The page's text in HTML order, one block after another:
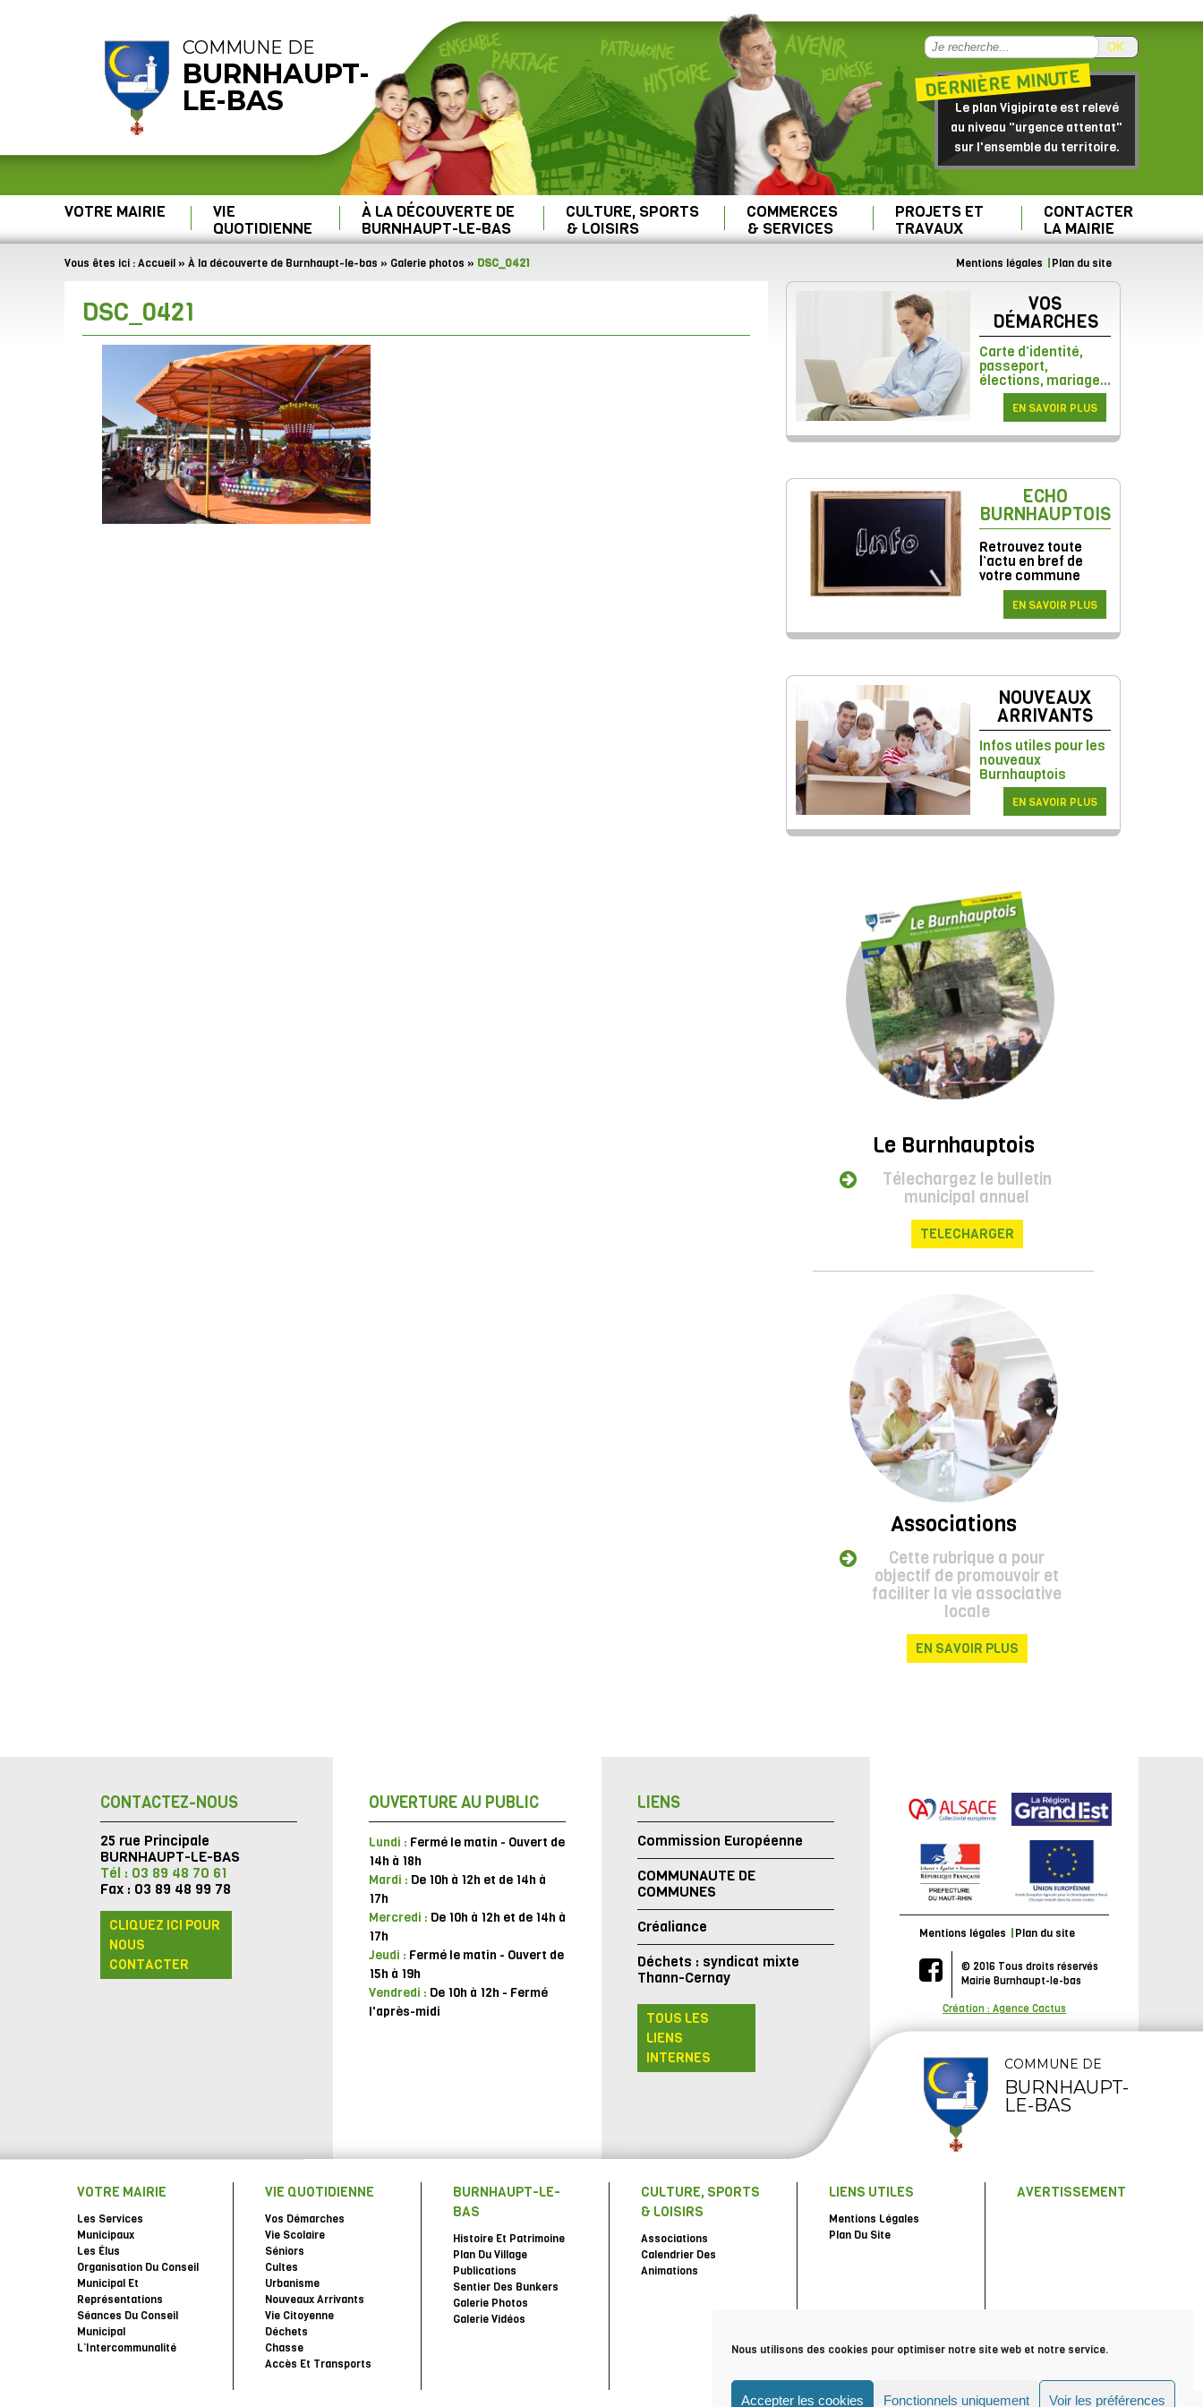
Nous utilisons des cookies pour optimiser notre site web et notre service.
Accepter les cookies Fonctionnels uniquement Voir les préférences
COMMUNE DE
BURNHAUPT-
LE-BAS
OK
DERNIÈRE MINUTE
Le plan Vigipirate est relevé
au niveau "urgence attentat"
sur l'ensemble du territoire.
VOTRE MAIRIE VIE
QUOTIDIENNE
À LA DÉCOUVERTE DE
BURNHAUPT-LE-BAS
CULTURE, SPORTS
& LOISIRS
COMMERCES
& SERVICES
PROJETS ET
TRAVAUX
CONTACTER
LA MAIRIE
Vous êtes ici :Accueil » À la découverte de Burnhaupt-le-bas » Galerie photos » DSC_0421 Mentions légales Plan du site
DSC_0421 VOS
DÉMARCHES
Carte d’identité,
passeport,
élections, mariage...
EN SAVOIR PLUS
ECHO
BURNHAUPTOIS
Retrouvez toute
l’actu en bref de
votre commune
EN SAVOIR PLUS
NOUVEAUX
ARRIVANTS
Infos utiles pour les
nouveaux
Burnhauptois
EN SAVOIR PLUS
Le Burnhauptois
Télechargez le bulletin
municipal annuel
TELECHARGER
Associations
Cette rubrique a pour
objectif de promouvoir et
faciliter la vie associative
locale
EN SAVOIR PLUS
CONTACTEZ-NOUS
25 rue Principale
BURNHAUPT-LE-BAS
Tél : 03 89 48 70 61
Fax : 03 89 48 99 78
CLIQUEZ ICI POUR
NOUS
CONTACTER
OUVERTURE AU PUBLIC
Lundi : Fermé le matin - Ouvert de
14h à 18h
Mardi : De 10h à 12h et de 14h à
17h
Mercredi : De 10h à 12h et de 14h à
17h
Jeudi : Fermé le matin - Ouvert de
15h à 19h
Vendredi : De 10h à 12h - Fermé
l'après-midi
LIENS
Commission Européenne
COMMUNAUTE DE
COMMUNES
Créaliance
Déchets : syndicat mixte
Thann-Cernay
TOUS LES
LIENS
INTERNES
Mentions légales Plan du site
© 2016 Tous droits réservés
Mairie Burnhaupt-le-bas
Création : Agence Cactus
COMMUNE DE
BURNHAUPT-
LE-BAS
VOTRE MAIRIE
Les Services
Municipaux
Les Élus
Organisation Du Conseil
Municipal Et
Représentations
Séances Du Conseil
Municipal
L’Intercommunalité
VIE QUOTIDIENNE
Vos Démarches
Vie Scolaire
Séniors
Cultes
Urbanisme
Nouveaux Arrivants
Vie Citoyenne
Déchets
Chasse
Accès Et Transports
BURNHAUPT-LE-
BAS
Histoire Et Patrimoine
Plan Du Village
Publications
Sentier Des Bunkers
Galerie Photos
Galerie Vidéos
CULTURE, SPORTS
& LOISIRS
Associations
Calendrier Des
Animations
LIENS UTILES
Mentions Légales
Plan Du Site
AVERTISSEMENT